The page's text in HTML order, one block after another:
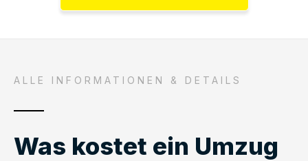
ALLE INFORMATIONEN & DETAILS
Was kostet ein Umzug